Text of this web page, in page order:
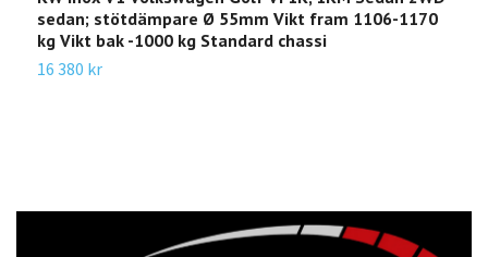
sedan; stötdämpare Ø 55mm Vikt fram 1106-1170
kg Vikt bak -1000 kg Standard chassi
16 380 kr